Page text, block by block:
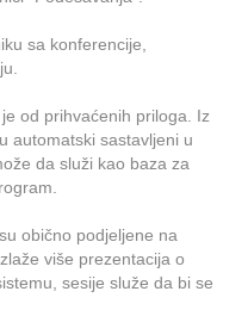
sa konferencije,
od prihvaćenih priloga. Iz
automatski sastavljeni u
da služi kao baza za
obično podjeljene na
više prezentacija o
sesije služe da bi se